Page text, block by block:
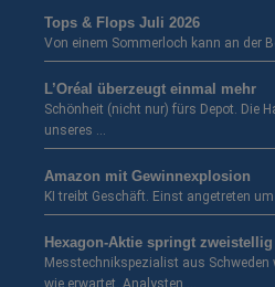
Tops & Flops Juli 2026
Von einem Sommerloch kann an der
L’Oréal überzeugt einmal mehr
Schönheit (nicht nur) fürs Depot. Die
unseres …
Amazon mit Gewinnexplosion
KI treibt Geschäft. Einst angetreten
Hexagon-Aktie springt zweistellig
Messtechnikspezialist aus Schweden
wie erwartet. Analysten …